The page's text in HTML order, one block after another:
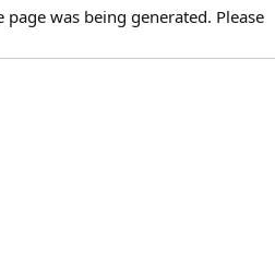
was being generated. Please